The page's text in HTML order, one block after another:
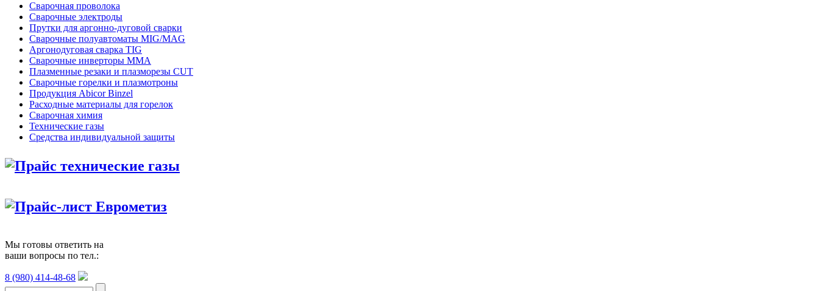
Сварочная проволока
Сварочные электроды
Прутки для аргонно-дуговой сварки
Сварочные полуавтоматы MIG/MAG
Аргонодуговая сварка TIG
Сварочные инверторы MMA
Плазменные резаки и плазморезы CUT
Сварочные горелки и плазмотроны
Продукция Abicor Binzel
Расходные материалы для горелок
Сварочная химия
Технические газы
Средства индивидуальной защиты
Прайс технические газы
Прайс-лист Еврометиз
Мы готовы ответить на
ваши вопросы по тел.:
8 (980) 414-48-68